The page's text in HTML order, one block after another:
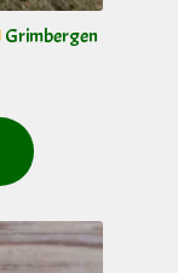
Grimbergen
Ce
produit
plusieurs